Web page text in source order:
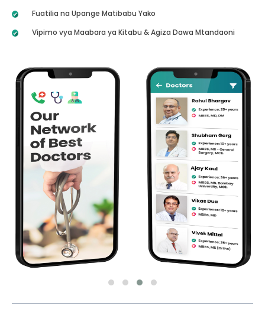
Fuatilia na Upange Matibabu Yako
Vipimo vya Maabara ya Kitabu & Agiza Dawa Mtandaoni